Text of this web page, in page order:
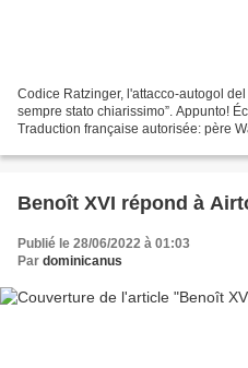
Codice Ratzinger, l'attacco-autogol
sempre stato chiarissimo”. Appunto!
Traduction française autorisée: père
Benoît XVI répond à
Publié le 28/06/2022 à 01:03
Par dominicanus